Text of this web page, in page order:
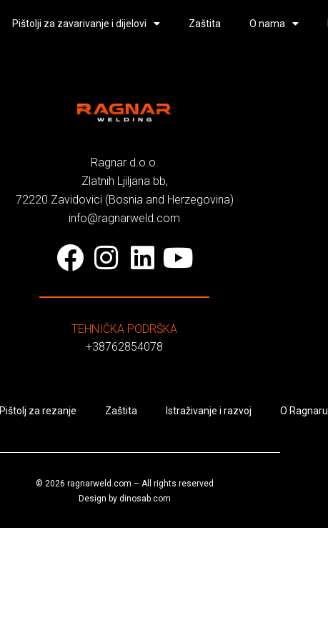
Pištolji za zavarivanje i dijelovi Zaštita O nama
Ragnar d.o.o.
Zlatnih Ljiljana bb,
72220 Zavidovici (Bosnia and Herzegovina)
info@ragnarweld.com
TEHNIČKA PODRŠKA
+38762854078
Pištolj za rezanje Zaštita Istraživanje i razvoj O Ragnaru
© 2026 ragnarweld.com – All rights reserved
Design by dinosab.com